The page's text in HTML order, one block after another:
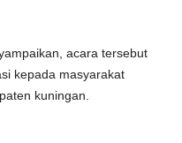
acara tersebut
kepada masyarakat
kuningan.